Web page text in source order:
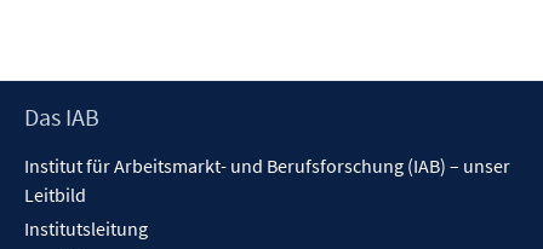
Footer
Das IAB
Institut für Arbeitsmarkt- und Berufsforschung (IAB) – unser
Leitbild
Institutsleitung